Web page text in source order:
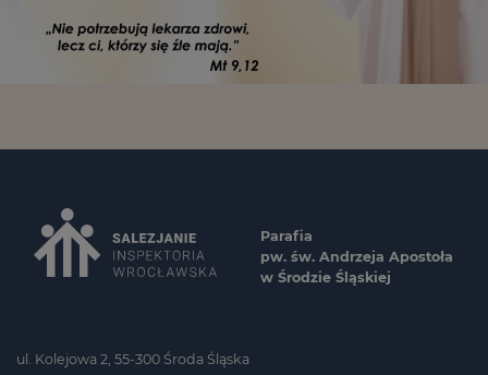
Parafia
pw. św. Andrzeja Apostoła
w Środzie Śląskiej
ul. Kolejowa 2, 55-300 Środa Śląska